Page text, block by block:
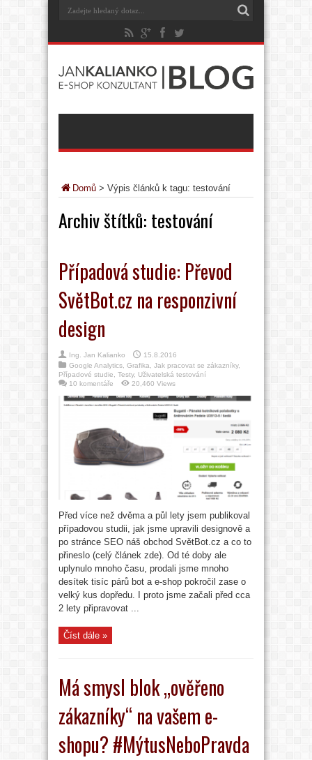
Domů > Výpis článků k tagu: testování
Archiv štítků: testování
Případová studie: Převod
SvětBot.cz na responzivní
design
Ing. Jan Kalianko
15.8.2016
Google Analytics Grafika Jak pracovat se zákazníky,
Případové studie
Testy, Uživatelská testování
10 komentáře
20,460 Views
Před více než dvěma a půl lety jsem publikoval
případovou studii, jak jsme upravili designově a
po stránce SEO náš obchod SvětBot.cz a co to
přineslo (celý článek zde). Od té doby ale
uplynulo mnoho času, prodali jsme mnoho
desítek tisíc párů bot a e-shop pokročil zase o
velký kus dopředu. I proto jsme začali před cca
2 lety připravovat ...
Číst dále »
Má smysl blok „ověřeno
zákazníky“ na vašem e-
shopu? #MýtusNeboPravda